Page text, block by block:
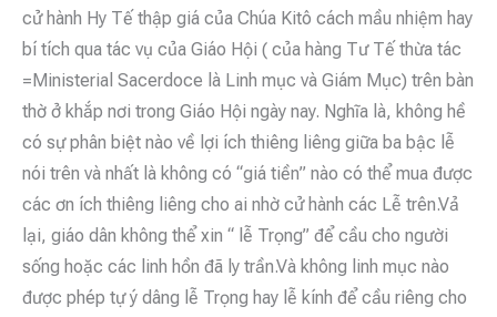
cử hành Hy Tế thập giá của Chúa Kitô cách mầu nhiệm hay
bí tích qua tác vụ của Giáo Hội ( của hàng Tư Tế thừa tác
=Ministerial Sacerdoce là Linh mục và Giám Mục) trên bàn
thờ ở khắp nơi trong Giáo Hội ngày nay. Nghĩa là, không hề
có sự phân biệt nào về lợi ích thiêng liêng giữa ba bậc lễ
nói trên và nhất là không có “giá tiền” nào có thể mua được
các ơn ích thiêng liêng cho ai nhờ cử hành các Lễ trên.Vả
lại, giáo dân không thể xin “ lễ Trọng” để cầu cho người
sống hoặc các linh hồn đã ly trần.Và không linh mục nào
được phép tự ý dâng lễ Trọng hay lễ kính để cầu riêng cho